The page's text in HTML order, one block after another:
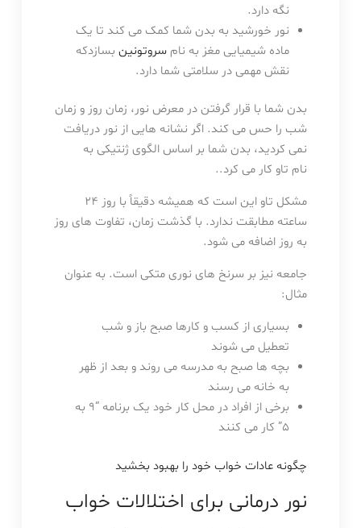
نگه دارد.
نور خورشید به بدن شما کمک می کند تا یک
ماده شیمیایی مغز به نامسروتونین بسازدکه
نقش مهمی در سلامتی شما دارد.
بدن شما با قرار گرفتن در معرض نور، زمان روز و زمان
شب را حس می کند. اگر نشانه هایی از نور دریافت
نمی کردید، بدن شما بر اساس الگوی ژنتیکی به
نام تاو کار می کرد..
مشکل تاو این است که همیشه دقیقاً با روز ۲۴
ساعته مطابقت ندارد. با گذشت زمان، تفاوت های روز
به روز اضافه می شود.
جامعه نیز بر سرنخ های نوری متکی است. به عنوان
مثال:
بسیاری از کسب و کارها صبح باز و شب
تعطیل می شوند
بچه ها صبح به مدرسه می روند و بعد از ظهر
به خانه می رسند
برخی از افراد در محل کار خود یک برنامه “۹ به
۵” کار می کنند
چگونه عادات خواب خود را بهبود بخشید
نور درمانی برای اختلالات خواب